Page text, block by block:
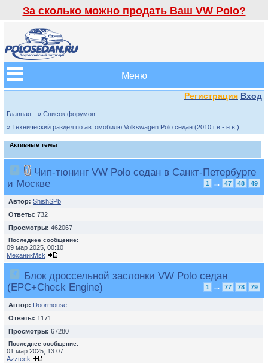
За сколько можно продать Ваш VW Polo?
Меню
Регистрация Вход
Главная
» Список форумов
» Технический раздел по автомобилю Volkswagen Polo седан (2010 г.в - н.в.)
Активные темы
Чип-тюнинг VW Polo седан в Санкт-Петербурге
и Москве
1 ... 47 48 49
Автор: ShishSPb
Ответы: 732
Просмотры: 462067
Последнее сообщение:
09 мар 2025, 00:10
МеханикMsk
Блок дроссельной заслонки VW Polo седан
(EPC+Check Engine)
1 ... 77 78 79
Автор: Doormouse
Ответы: 1171
Просмотры: 67280
Последнее сообщение:
01 мар 2025, 13:07
Azzteck